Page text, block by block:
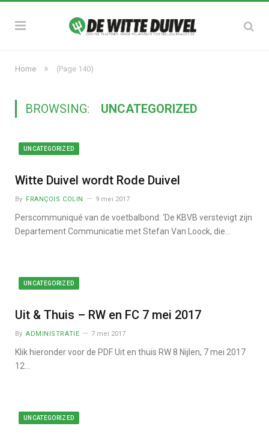
Home » (Page 140)
BROWSING: UNCATEGORIZED
UNCATEGORIZED
Witte Duivel wordt Rode Duivel
By FRANÇOIS COLIN 9 mei 2017
Perscommuniqué van de voetbalbond: ‘De KBVB verstevigt zijn
Departement Communicatie met Stefan Van Loock, die…
UNCATEGORIZED
Uit & Thuis – RW en FC 7 mei 2017
By ADMINISTRATIE 7 mei 2017
Klik hieronder voor de PDF Uit en thuis RW 8 Nijlen, 7 mei 2017
12…
UNCATEGORIZED